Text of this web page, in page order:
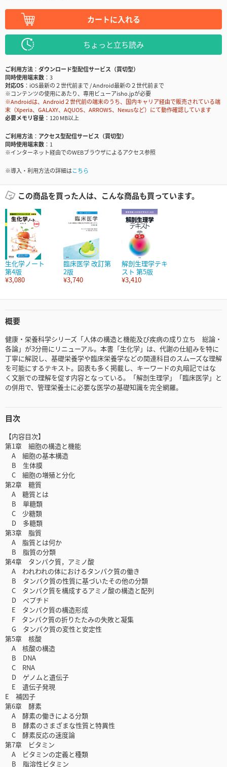
カートに入れる
ちょっと立ち読み
ご利用方法
ダウンロード型配信サービス（買切型）
同時使用端末数
3
対応OS
iOS最新の２世代前まで / Android最新の２世代前まで
※コンテンツの使用にあたり、専用ビューアisho.jpが必要
※Androidは、Android２世代前の端末のうち、国内キャリア経由で販売されている端
末（Xperia、GALAXY、AQUOS、ARROWS、Nexusなど）にて動作確認しています
必要メモリ容量
120 MB以上
ご利用方法
アクセス型配信サービス（買切型）
同時使用端末数
1
※インターネット経由でのWEBブラウザによるアクセス参照
※導入・利用方法の詳細はこちら
この商品を買った人は、こんな商品も買っています。
生化学ノート
第4版
¥3,080
臨床医学 改訂第
2版
¥3,740
解剖生理学テキ
スト 第5版
¥3,410
概要
健康・栄養科学シリーズ「人体の構造と機能及び疾病の成り立ち 総論・
各論」が3分冊にリニューアル。本書「生化学」は、代謝の仕組みを特に
丁寧に解説し、基礎栄養学や臨床栄養学などの関連科目のスムーズな理解
を可能にするテキスト。図表も多く掲載し、キーワードの丸暗記ではな
く文脈での理解を促す内容となっている。「解剖生理学」「臨床医学」と
の併用で、管理栄養士に必要な医学の基礎知識を完全網羅。
目次
【内容目次】
第1章 細胞の構造と機能
A 細胞の基本構造
B 生体膜
C 細胞の増殖と分化
第2章 糖質
A 糖質とは
B 単糖類
C 少糖類
D 多糖類
第3章 脂質
A 脂質とは何か
B 脂質の分類
第4章 タンパク質，アミノ酸
A われわれの体におけるタンパク質の働き
B タンパク質の性質に基づいたその他の分類
C タンパク質を構成するアミノ酸の構造と配列
D ペプチド
E タンパク質の構造形成
F タンパク質の折りたたみの失敗と凝集
G タンパク質の変性と安定性
第5章 核酸
A 核酸の構造
B DNA
C RNA
D ゲノムと遺伝子
E 遺伝子発現
E 補因子
第6章 酵素
A 酵素の働きによる分類
B 酵素のさまざまな性質と特異性
C 酵素反応の速度論
第7章 ビタミン
A ビタミンの定義と種類
B 脂溶性ビタミン